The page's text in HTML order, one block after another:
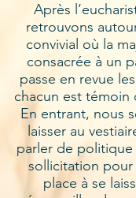
Après
retrouvons
convivial où la
consacrée à un
passe en revue
chacun est témoin
En entrant, nous
laisser au
parler de
sollicitation pour
place à se